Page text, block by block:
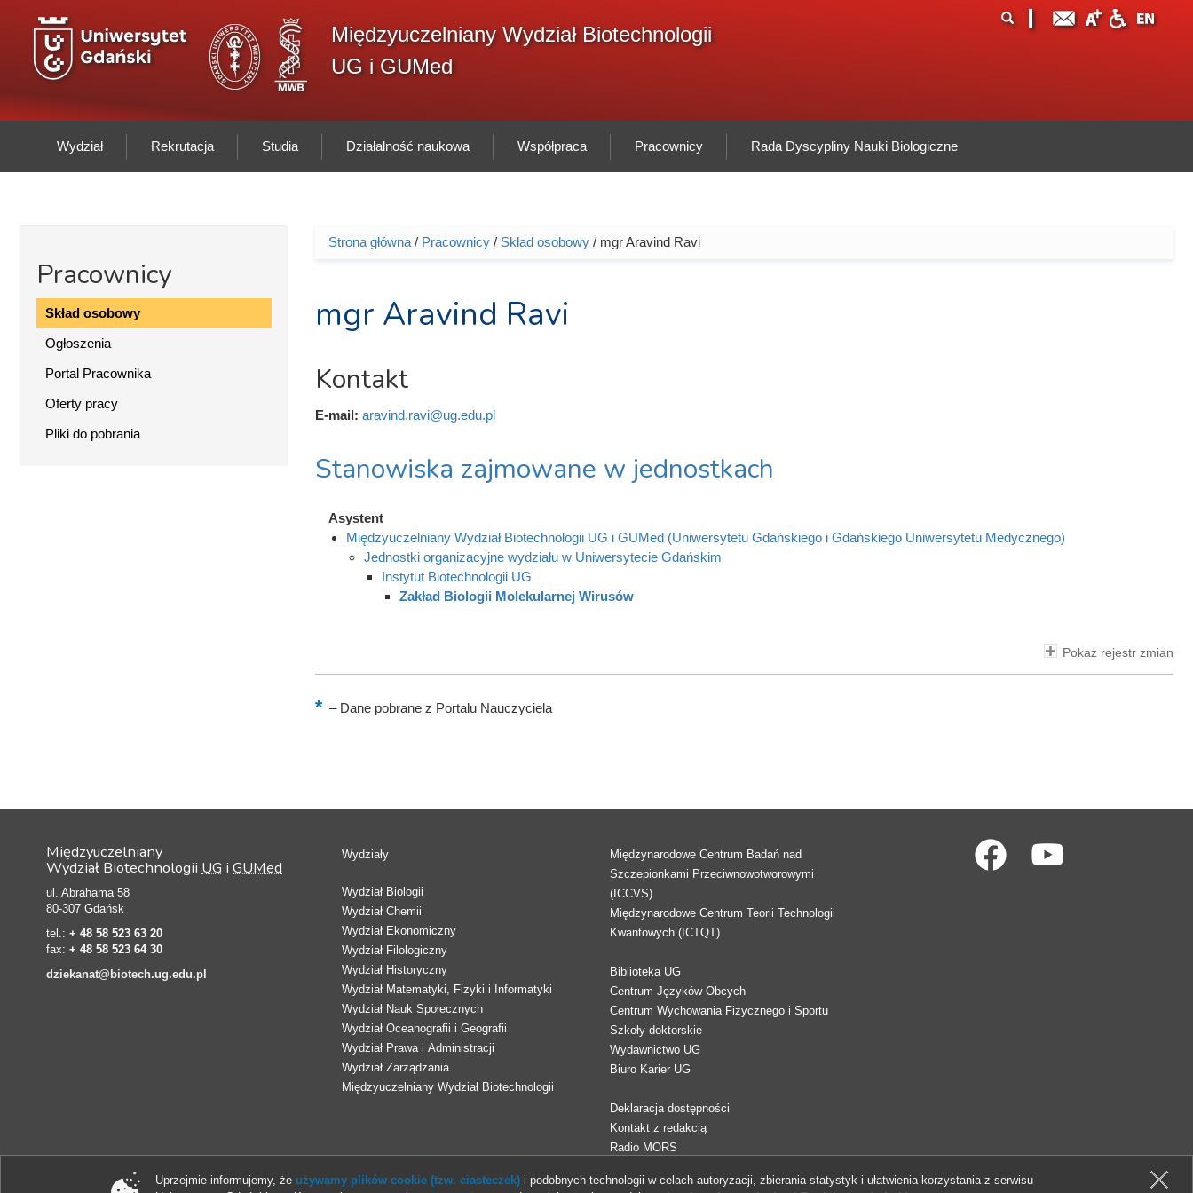
Międzyuczelniany Wydział Biotechnologii
UG i GUMed
Wydział Rekrutacja Studia Działalność naukowa Współpraca Pracownicy Rada Dyscypliny Nauki Biologiczne
Pracownicy
Skład osobowy
Ogłoszenia
Portal Pracownika
Oferty pracy
Pliki do pobrania
Jesteś tutaj
Strona główna/ Pracownicy/ Skład osobowy/ mgr Aravind Ravi
mgr Aravind Ravi
Kontakt
E-mail: aravind.ravi@ug.edu.pl
Stanowiska zajmowane w jednostkach
Asystent
Międzyuczelniany Wydział Biotechnologii UG i GUMed (Uniwersytetu Gdańskiego i Gdańskiego Uniwersytetu Medycznego)
Jednostki organizacyjne wydziału w Uniwersytecie Gdańskim
Instytut Biotechnologii UG
Zakład Biologii Molekularnej Wirusów
Pokaż rejestr zmian
–Dane pobrane z Portalu Nauczyciela
Międzyuczelniany
Wydział Biotechnologii UG i GUMed
ul. Abrahama 58
80-307 Gdańsk
tel.: + 48 58 523 63 20
fax: + 48 58 523 64 30
dziekanat@biotech.ug.edu.pl
Wydziały
Wydział Biologii
Wydział Chemii
Wydział Ekonomiczny
Wydział Filologiczny
Wydział Historyczny
Wydział Matematyki, Fizyki i Informatyki
Wydział Nauk Społecznych
Wydział Oceanografii i Geografii
Wydział Prawa i Administracji
Wydział Zarządzania
Międzyuczelniany Wydział Biotechnologii
Międzynarodowe Centrum Badań nad
Szczepionkami Przeciwnowotworowymi
(ICCVS)
Międzynarodowe Centrum Teorii Technologii
Kwantowych (ICTQT)
Biblioteka UG
Centrum Języków Obcych
Centrum Wychowania Fizycznego i Sportu
Szkoły doktorskie
Wydawnictwo UG
Biuro Karier UG
Deklaracja dostępności
Kontakt z redakcją
Radio MORS
Uprzejmie informujemy, że używamy plików cookie (tzw. ciasteczek)i podobnych technologii w celach autoryzacji, zbierania statystyk i ułatwienia korzystania z serwisu